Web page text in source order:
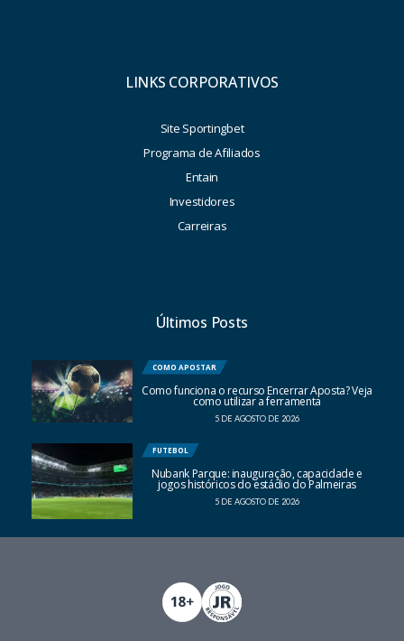
LINKS CORPORATIVOS
Site Sportingbet
Programa de Afiliados
Entain
Investidores
Carreiras
Últimos Posts
COMO APOSTAR
Como funciona o recurso Encerrar Aposta? Veja
como utilizar a ferramenta
5 DE AGOSTO DE 2026
FUTEBOL
Nubank Parque: inauguração, capacidade e
jogos históricos do estádio do Palmeiras
5 DE AGOSTO DE 2026